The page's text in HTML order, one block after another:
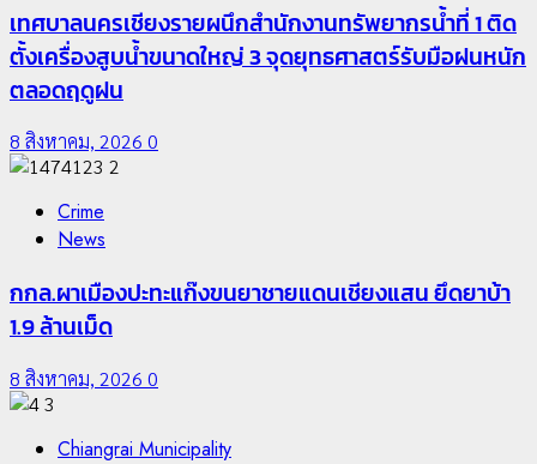
เทศบาลนครเชียงรายผนึกสำนักงานทรัพยากรน้ำที่ 1 ติด
ตั้งเครื่องสูบน้ำขนาดใหญ่ 3 จุดยุทธศาสตร์รับมือฝนหนัก
ตลอดฤดูฝน
8 สิงหาคม, 2026 0
2
Crime
News
กกล.ผาเมืองปะทะแก๊งขนยาชายแดนเชียงแสน ยึดยาบ้า
1.9 ล้านเม็ด
8 สิงหาคม, 2026 0
3
Chiangrai Municipality